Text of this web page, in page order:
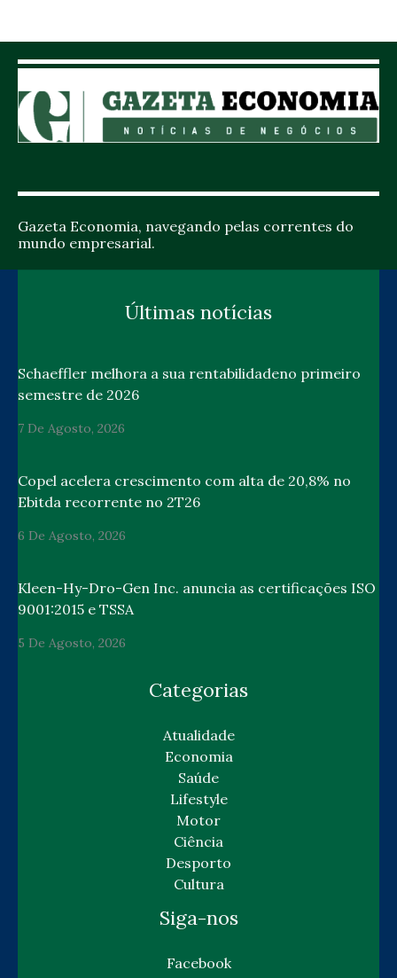
Gazeta Economia, navegando pelas correntes do
mundo empresarial.
Últimas notícias
Schaeffler melhora a sua rentabilidadeno primeiro
semestre de 2026
7 De Agosto, 2026
Copel acelera crescimento com alta de 20,8% no
Ebitda recorrente no 2T26
6 De Agosto, 2026
Kleen-Hy-Dro-Gen Inc. anuncia as certificações ISO
9001:2015 e TSSA
5 De Agosto, 2026
Categorias
Atualidade
Economia
Saúde
Lifestyle
Motor
Ciência
Desporto
Cultura
Siga-nos
Facebook